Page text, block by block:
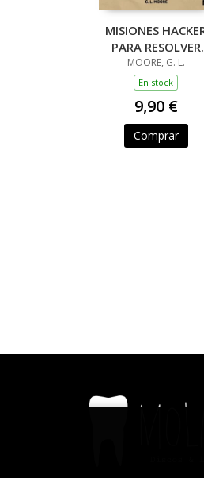
MISIONES
PARA RESOLVER
MIENTRAS HACES
CACA
MOORE, G. L.
En stock
9,90 €
Comprar